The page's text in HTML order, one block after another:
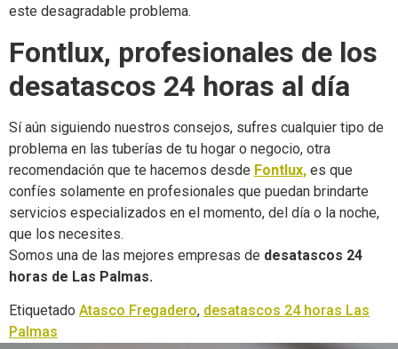
este desagradable problema.
Fontlux, profesionales de los
desatascos 24 horas al día
Sí aún siguiendo nuestros consejos, sufres cualquier tipo de
problema en las tuberías de tu hogar o negocio, otra
recomendación que te hacemos desde Fontlux, es que
confíes solamente en profesionales que puedan brindarte
servicios especializados en el momento, del día o la noche,
que los necesites.
Somos una de las mejores empresas de desatascos 24
horas de Las Palmas.
Etiquetado Atasco Fregadero, desatascos 24 horas Las
Palmas